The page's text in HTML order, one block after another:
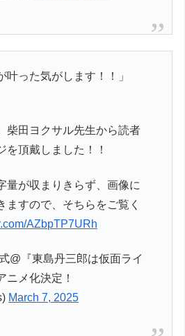
叶った気がします！！」
柴田ヨクサル先生から読者
を頂戴しました！！
量が収まりきらず、画像に
ますので、そちらをご覧く
AZbpTP7URh
@『東島丹三郎は仮面ライ
ニメ化決定！
March 7, 2025